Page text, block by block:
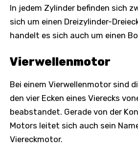
In jedem Zylinder befinden sich
sich um einen Dreizylinder-
handelt es sich auch um einen
Vierwellenmotor
Bei einem Vierwellenmotor sind
den vier Ecken eines Vierecks
beabstandet. Gerade von der
Motors leitet sich auch sein
Viereckmotor.